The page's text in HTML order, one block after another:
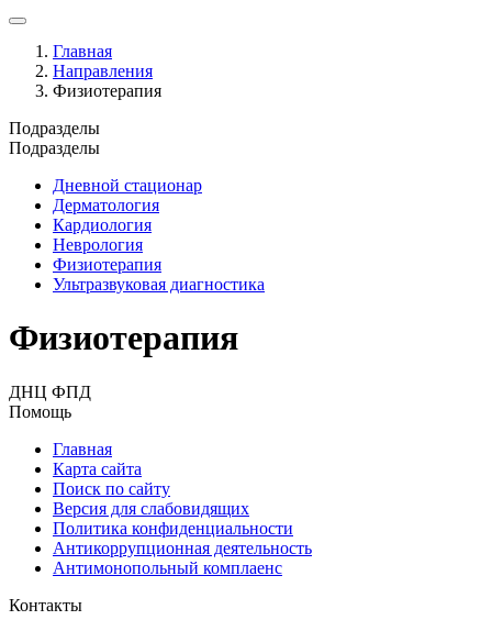
Главная
Направления
Физиотерапия
Подразделы
Подразделы
Дневной стационар
Дерматология
Кардиология
Неврология
Физиотерапия
Ультразвуковая диагностика
Физиотерапия
ДНЦ ФПД
Помощь
Главная
Карта сайта
Поиск по сайту
Версия для слабовидящих
Политика конфиденциальности
Антикоррупционная деятельность
Антимонопольный комплаенс
Контакты